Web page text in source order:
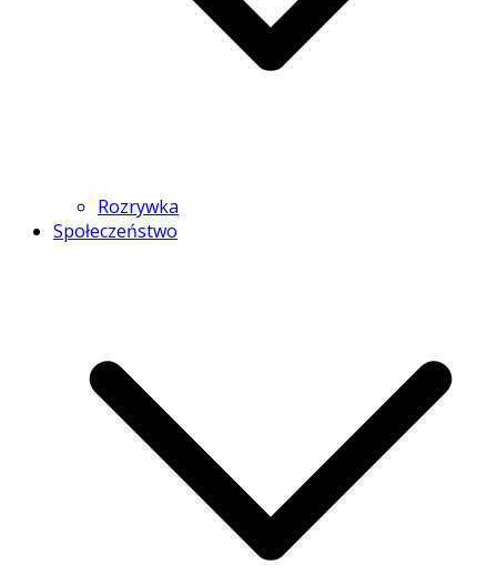
Rozrywka
Społeczeństwo